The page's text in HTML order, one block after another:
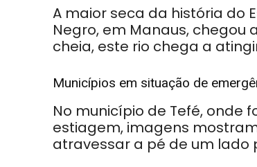
A maior seca da história do
Negro, em Manaus, chegou
cheia, este rio chega a
Municípios em situação de
No município de Tefé,
estiagem, imagens
atravessar a pé de um lado